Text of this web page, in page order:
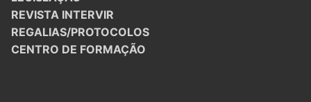
REVISTA INTERVIR
REGALIAS/PROTOCOLOS
CENTRO DE FORMAÇÃO